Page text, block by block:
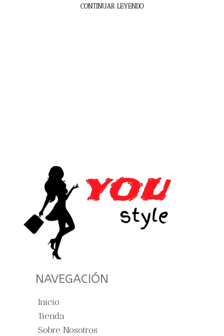
CONTINUAR LEYENDO
NAVEGACIÓN
Inicio
Tienda
Sobre Nosotros